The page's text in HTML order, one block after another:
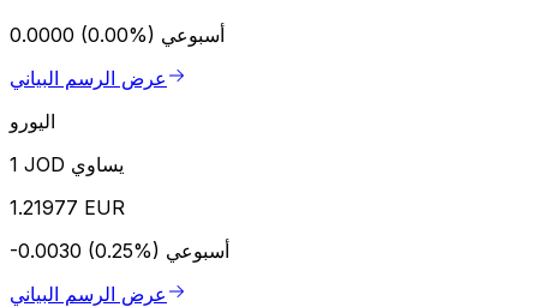
0.0000 (0.00%) أسبوعي
عرض الرسم البياني
اليورو
1 JOD يساوي
1.21977 EUR
-0.0030 (0.25%) أسبوعي
عرض الرسم البياني